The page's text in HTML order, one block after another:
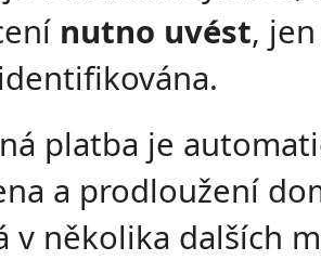
nutno uvést,
platba je
a prodloužení
v několika dalších